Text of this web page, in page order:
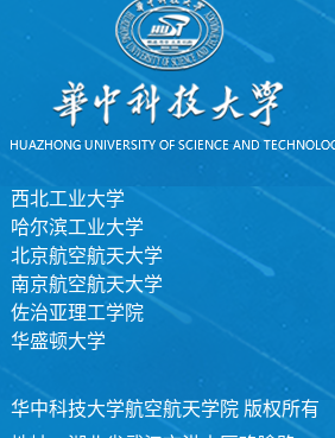
西北工业大学
哈尔滨工业大学
北京航空航天大学
南京航空航天大学
佐治亚理工学院
华盛顿大学
华中科技大学航空航天学院 版权所有